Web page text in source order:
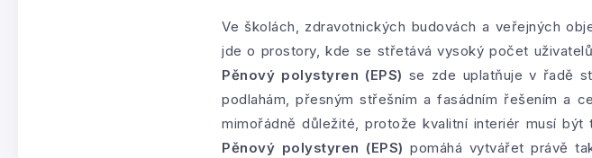
Ve školách, zdravotnických budovách a veřejných
jde o prostory, kde se střetává vysoký počet
Pěnový polystyren (EPS) se zde uplatňuje v řadě
podlahám, přesným střešním a fasádním řešením a
mimořádně důležité, protože kvalitní interiér musí
Pěnový polystyren (EPS) pomáhá vytvářet právě